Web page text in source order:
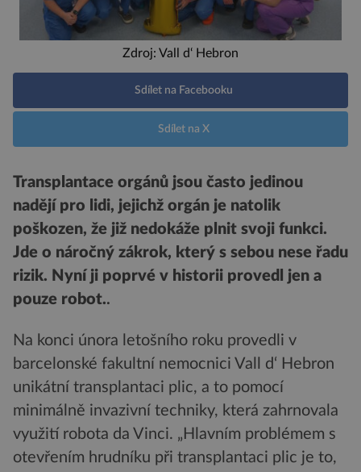
Zdroj: Vall d‘ Hebron
Sdílet na Facebooku
Sdílet na X
Transplantace orgánů jsou často jedinou
nadějí pro lidi, jejichž orgán je natolik
poškozen, že již nedokáže plnit svoji funkci.
Jde o náročný zákrok, který s sebou nese řadu
rizik. Nyní ji poprvé v historii provedl jen a
pouze robot..
Na konci února letošního roku provedli v
barcelonské fakultní nemocnici Vall d‘ Hebron
unikátní transplantaci plic, a to pomocí
minimálně invazivní techniky, která zahrnovala
využití robota da Vinci. „Hlavním problémem s
otevřením hrudníku při transplantaci plic je to,